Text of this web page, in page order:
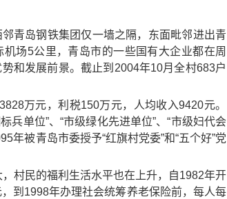
岛钢铁集团仅一墙之隔，东面毗邻进出青
场5公里，青岛市的一些国有大企业都在周
和发展前景。截止到2004年10月全村683户
万元，利税150万元，人均收入9420元。
兵单位”、“市级绿化先进单位”、“市级妇代会
年被青岛市委授予“红旗村党委”和“五个好”党
民的福利生活水平也在上升，自1982年开
到1998年办理社会统筹养老保险前，每人每